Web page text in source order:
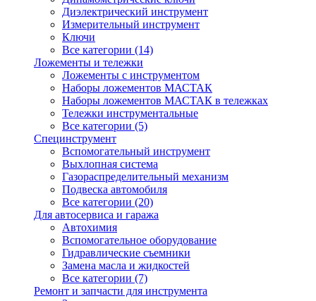
Диэлектрический инструмент
Измерительный инструмент
Ключи
Все категории (14)
Ложементы и тележки
Ложементы с инструментом
Наборы ложементов МАСТАК
Наборы ложементов МАСТАК в тележках
Тележки инструментальные
Все категории (5)
Специнструмент
Вспомогательный инструмент
Выхлопная система
Газораспределительный механизм
Подвеска автомобиля
Все категории (20)
Для автосервиса и гаража
Автохимия
Вспомогательное оборудование
Гидравлические съемники
Замена масла и жидкостей
Все категории (7)
Ремонт и запчасти для инструмента